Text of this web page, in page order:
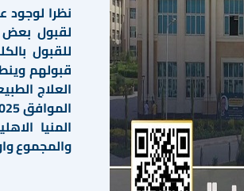
نظرا لوجود
لقبول بعض
للقبول
قبولهم
العلاج
المنيا
والمجموع